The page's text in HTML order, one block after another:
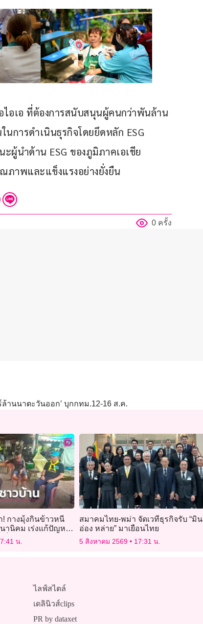
ไอเอ ที่ต้องการสนับสนุนผู้คนกว่าพันล้าน
การดำเนินธุรกิจโดยยึดหลัก ESG
ผู้นำด้าน ESG ของภูมิภาคเอเชีย
ภาพและแข็งแรงอย่างยั่งยืน
0 ครั้ง
านนาตะวันออก’ บุกกทม.12-16 ส.ค.
! กางมุ้งกินข้าวหนี
านิคม เร่งแก้ปัญหา
ม็น น.
สมาคมไทย-พม่า จัดเวทีธุรกิจรับ “มิน
อ่อง หล่าย” มาเยือนไทย
5 สิงหาคม 2569 17:31 น.
ไลฟ์สไตล์
เดลินิวส์clips
PR by dataxet